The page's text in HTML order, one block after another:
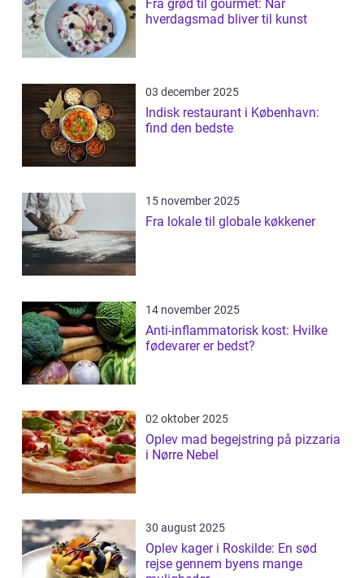
Fra grød til gourmet: Når
hverdagsmad bliver til kunst
03 december 2025
Indisk restaurant i København:
find den bedste
15 november 2025
Fra lokale til globale køkkener
14 november 2025
Anti-inflammatorisk kost: Hvilke
fødevarer er bedst?
02 oktober 2025
Oplev mad begejstring på pizzaria
i Nørre Nebel
30 august 2025
Oplev kager i Roskilde: En sød
rejse gennem byens mange